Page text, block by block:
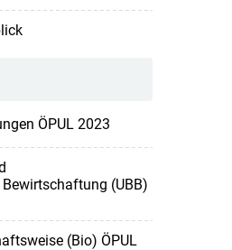
ÖPUL 2023
(UBB)
(Bio) ÖPUL